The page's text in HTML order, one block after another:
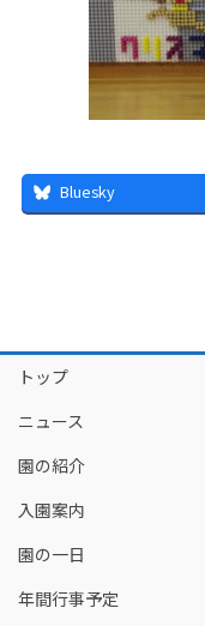
Bluesky
トップ
ニュース
園の紹介
入園案内
園の一日
年間行事予定